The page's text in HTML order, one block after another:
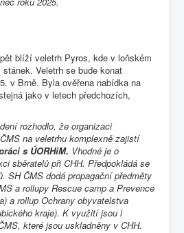
blíží veletrh Pyros, kde v loňském
Veletrh se bude konat
v Brně. Byla ověřena nabídka na
jako v letech předchozích,
rozhodlo, že organizaci
na veletrhu komplexně zajistí
s ÚORHiM. Vhodné je o
sběratelů při CHH. Předpokládá se
SH ČMS dodá propagační předměty
a rollupy Rescue camp a Prevence
a rollup Ochrany obyvatelstva
kraje). K využití jsou i
které jsou uskladněny v CHH.